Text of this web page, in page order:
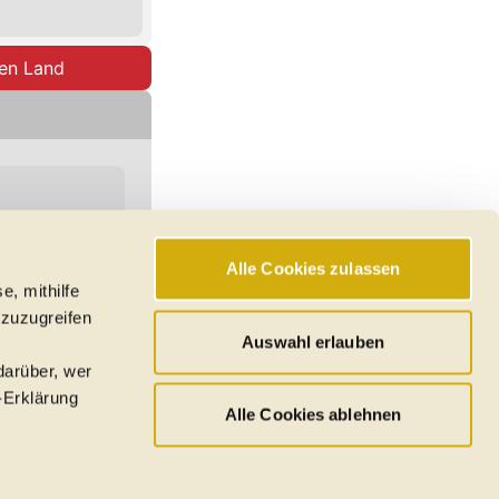
mithilfe
wer
Alle Cookies zulassen
Auswahl erlauben
Alle Cookies ablehnen
Land
Reichweiten